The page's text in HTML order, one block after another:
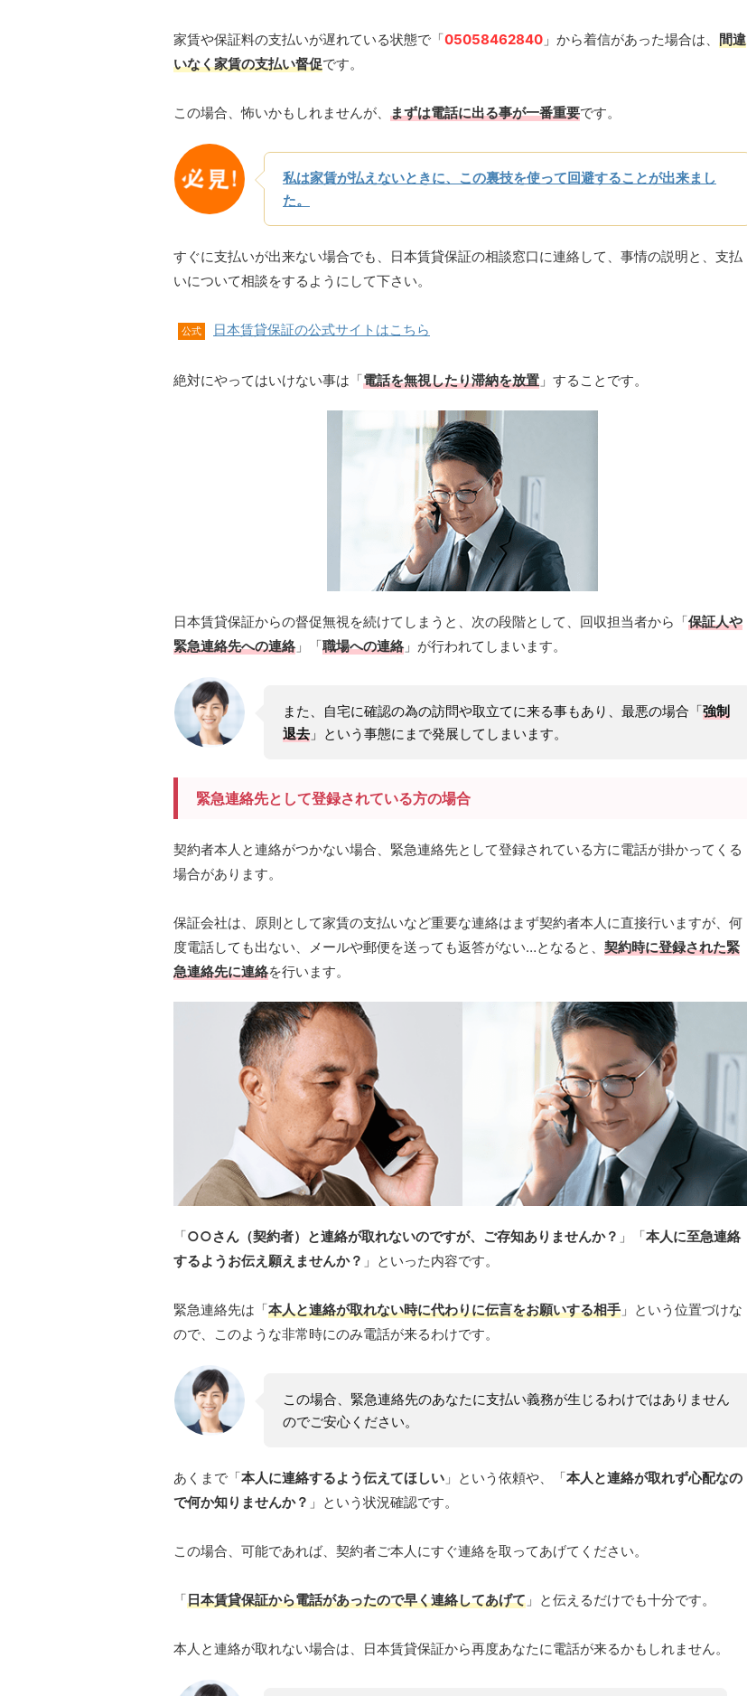
家賃や保証料の支払いが遅れている状態で「05058462840 」から着信があった場合は、 間違
いなく家賃の支払い督促です。
この場合、怖いかもしれませんが、 まずは電話に出る事が一番重要です。
私は家賃が払えないときに、この裏技を使って回避することが出来まし
た。
すぐに支払いが出来ない場合でも、日本賃貸保証の相談窓口に連絡して、事情の説明と、支払
いについて相談をするようにして下さい。
公式 日本賃貸保証の公式サイトはこちら
絶対にやってはいけない事は「電話を無視したり滞納を放置 」することです。
日本賃貸保証からの督促無視を続けてしまうと、次の段階として、回収担当者から「保証人や
緊急連絡先への連絡」「職場への連絡」が行われてしまいます。
また、自宅に確認の為の訪問や取立てに来る事もあり、最悪の場合「強制
退去 」という事態にまで発展してしまいます。
緊急連絡先として登録されている方の場合
契約者本人と連絡がつかない場合、緊急連絡先として登録されている方に電話が掛かってくる
場合があります。
保証会社は、原則として家賃の支払いなど重要な連絡はまず契約者本人に直接行いますが、何
度電話しても出ない、メールや郵便を送っても返答がない…となると、 契約時に登録された緊
急連絡先に連絡を行います。
「○○さん（契約者）と連絡が取れないのですが、ご存知ありませんか？ 」「本人に至急連絡
するようお伝え願えませんか？ 」といった内容です。
緊急連絡先は「本人と連絡が取れない時に代わりに伝言をお願いする相手 」という位置づけな
ので、このような非常時にのみ電話が来るわけです。
この場合、緊急連絡先のあなたに支払い義務が生じるわけではありません
のでご安心ください。
あくまで「本人に連絡するよう伝えてほしい 」という依頼や、「本人と連絡が取れず心配なの
で何か知りませんか？ 」という状況確認です。
この場合、可能であれば、契約者ご本人にすぐ連絡を取ってあげてください。
「日本賃貸保証から電話があったので早く連絡してあげて 」と伝えるだけでも十分です。
本人と連絡が取れない場合は、日本賃貸保証から再度あなたに電話が来るかもしれません。